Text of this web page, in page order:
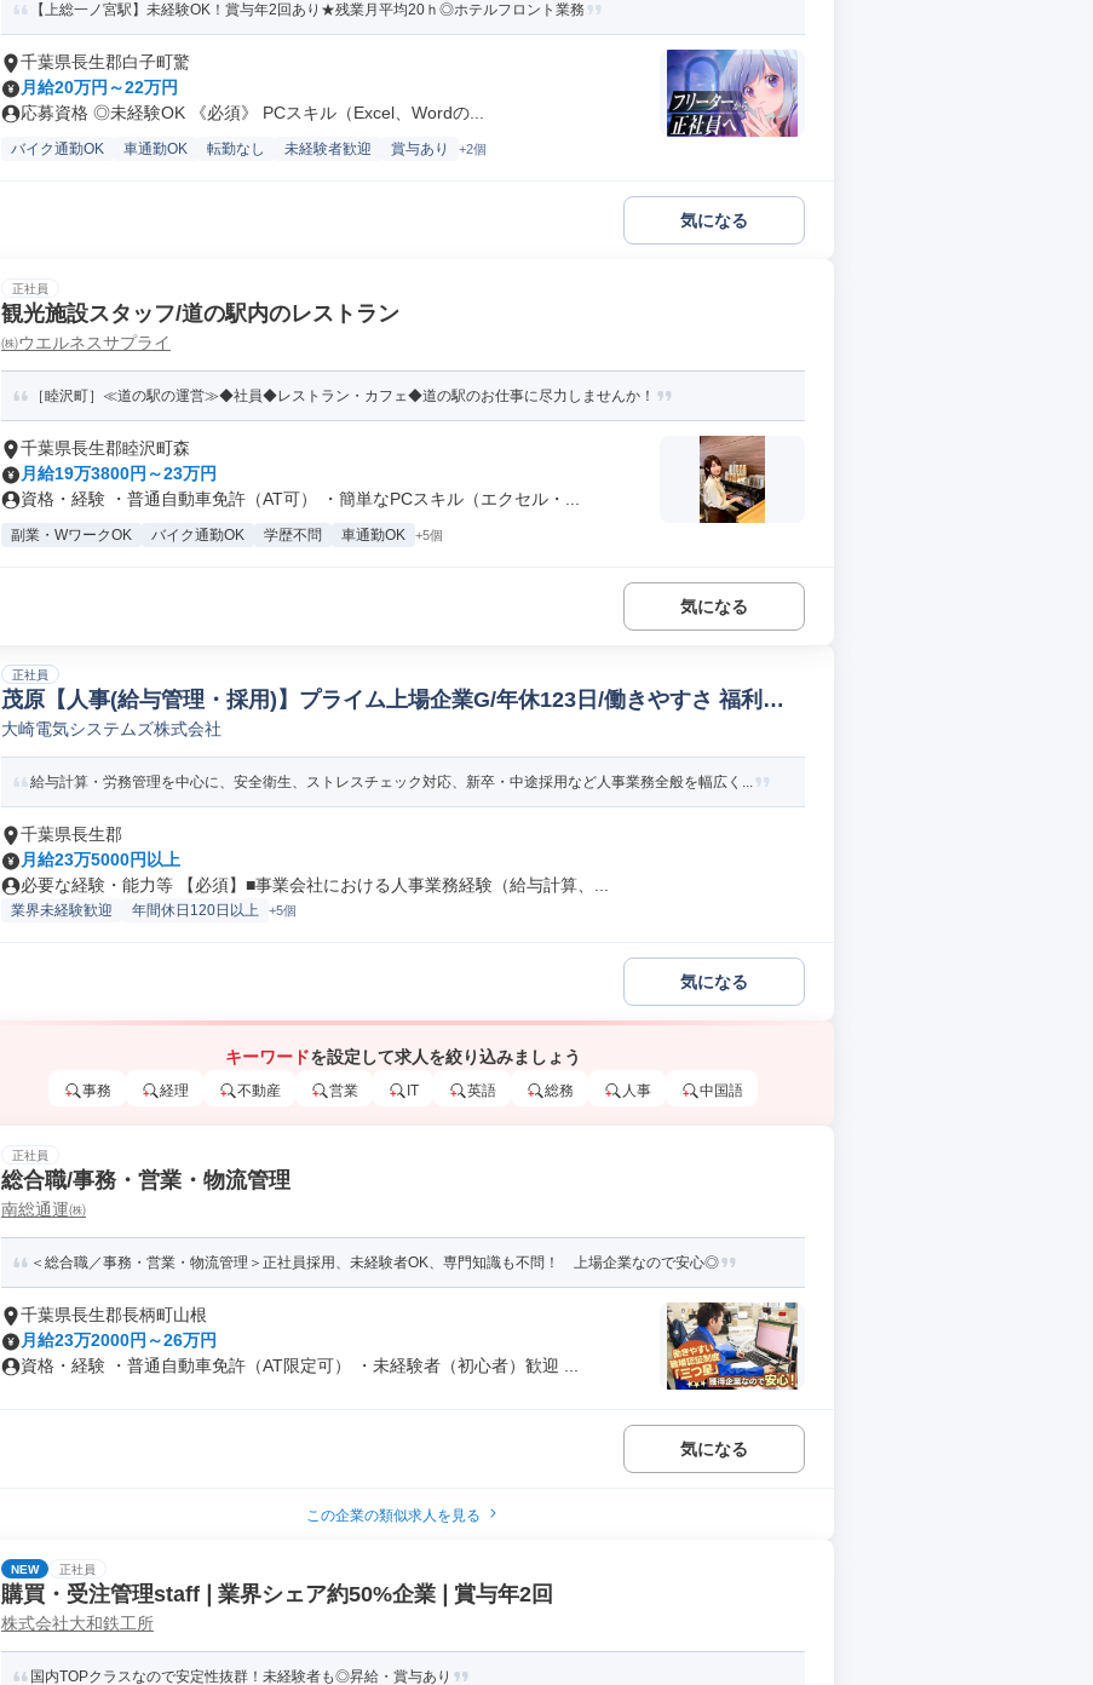
【上総一ノ宮駅】未経験OK！賞与年2回あり★残業月平均20ｈ◎ホテルフロント業務
千葉県長生郡白子町驚
月給20万円～22万円
応募資格 ◎未経験OK 《必須》 PCスキル（Excel、Wordの...
バイク通勤OK 車通勤OK 転勤なし 未経験者歓迎 賞与あり +2個
気になる
正社員
観光施設スタッフ/道の駅内のレストラン
㈱ウエルネスサプライ
［睦沢町］≪道の駅の運営≫◆社員◆レストラン・カフェ◆道の駅のお仕事に尽力しませんか！
千葉県長生郡睦沢町森
月給19万3800円～23万円
資格・経験 ・普通自動車免許（AT可） ・簡単なPCスキル（エクセル・...
副業・WワークOK バイク通勤OK 学歴不問 車通勤OK +5個
気になる
正社員
茂原【人事(給与管理・採用)】プライム上場企業G/年休123日/働きやすさ 福利厚
生/労務/給与管理人事
大崎電気システムズ株式会社
給与計算・労務管理を中心に、安全衛生、ストレスチェック対応、新卒・中途採用など人事業務全般を幅広く...
千葉県長生郡
月給23万5000円以上
必要な経験・能力等 【必須】■事業会社における人事業務経験（給与計算、...
業界未経験歓迎 年間休日120日以上 +5個
気になる
キーワードを設定して求人を絞り込みましょう
事務 経理 不動産 営業 IT 英語 総務 人事 中国語
正社員
総合職/事務・営業・物流管理
南総通運㈱
＜総合職／事務・営業・物流管理＞正社員採用、未経験者OK、専門知識も不問！ 上場企業なので安心◎
千葉県長生郡長柄町山根
月給23万2000円～26万円
資格・経験 ・普通自動車免許（AT限定可） ・未経験者（初心者）歓迎 ...
気になる
この企業の類似求人を見る
NEW 正社員
購買・受注管理staff❘業界シェア約50%企業❘賞与年2回
株式会社大和鉄工所
国内TOPクラスなので安定性抜群！未経験者も◎昇給・賞与あり